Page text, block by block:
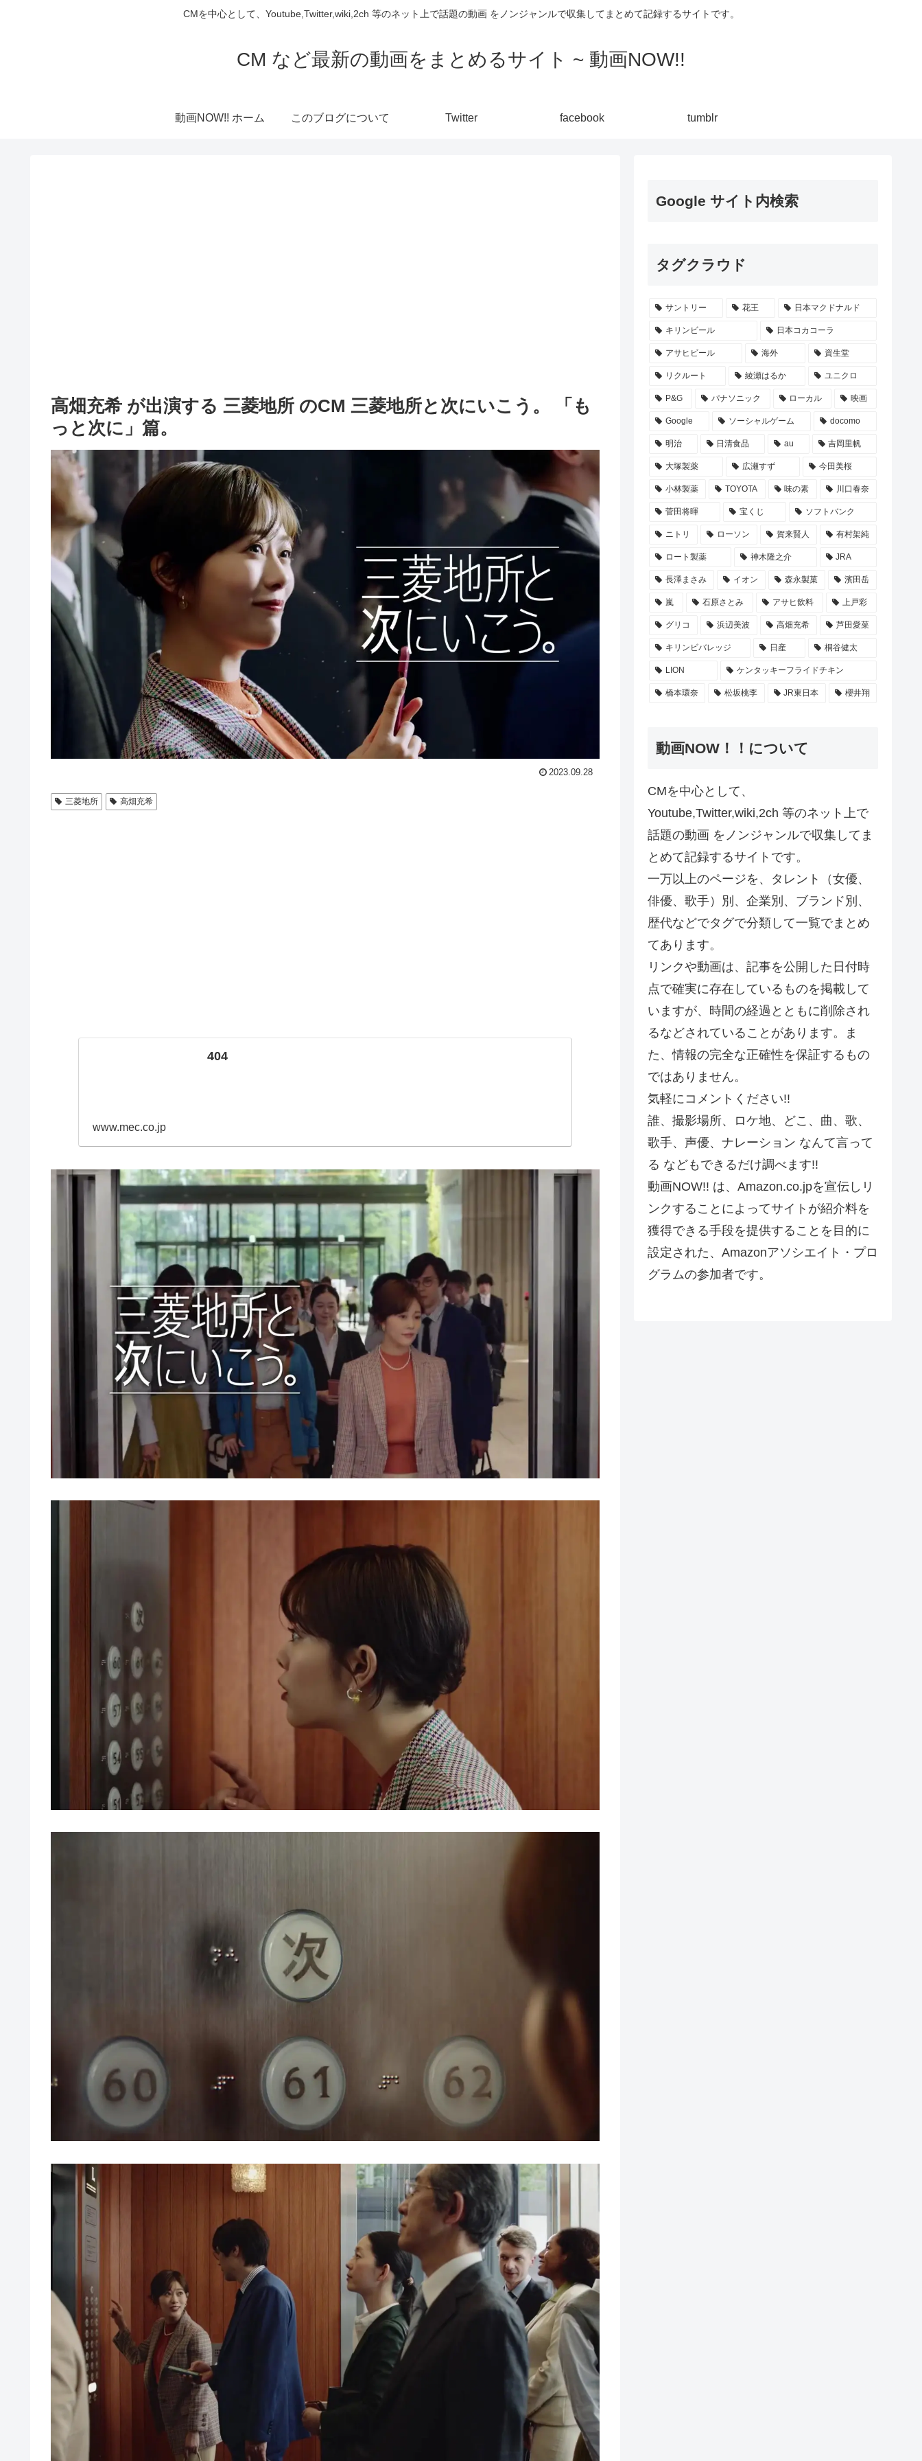
CMを中心として、Youtube,Twitter,wiki,2ch 等のネット上で話題の動画 をノンジャンルで収集してまとめて記録するサイトです。
CM など最新の動画をまとめるサイト ~ 動画NOW!!
動画NOW!! ホーム このブログについて Twitter facebook tumblr
高畑充希 が出演する 三菱地所 のCM 三菱地所と次にいこう。 「も
っと次に」篇。
2023.09.28
三菱地所 高畑充希
404
www.mec.co.jp
Google サイト内検索
タグクラウド
サントリー 花王 日本マクドナルド
キリンビール 日本コカコーラ
アサヒビール 海外 資生堂
リクルート 綾瀬はるか ユニクロ
P&G パナソニック ローカル 映画
Google ソーシャルゲーム docomo
明治 日清食品 au 吉岡里帆
大塚製薬 広瀬すず 今田美桜
小林製薬 TOYOTA 味の素 川口春奈
菅田将暉 宝くじ ソフトバンク
ニトリ ローソン 賀来賢人 有村架純
ロート製薬 神木隆之介 JRA
長澤まさみ イオン 森永製菓 濱田岳
嵐 石原さとみ アサヒ飲料 上戸彩
グリコ 浜辺美波 高畑充希 芦田愛菜
キリンビバレッジ 日産 桐谷健太
LION ケンタッキーフライドチキン
橋本環奈 松坂桃李 JR東日本 櫻井翔
動画NOW！！について
CMを中心として、
Youtube,Twitter,wiki,2ch 等のネット上で
話題の動画 をノンジャンルで収集してま
とめて記録するサイトです。
一万以上のページを、タレント（女優、
俳優、歌手）別、企業別、ブランド別、
歴代などでタグで分類して一覧でまとめ
てあります。
リンクや動画は、記事を公開した日付時
点で確実に存在しているものを掲載して
いますが、時間の経過とともに削除され
るなどされていることがあります。ま
た、情報の完全な正確性を保証するもの
ではありません。
気軽にコメントください!!
誰、撮影場所、ロケ地、どこ、曲、歌、
歌手、声優、ナレーション なんて言って
る などもできるだけ調べます!!
動画NOW!! は、Amazon.co.jpを宣伝しリ
ンクすることによってサイトが紹介料を
獲得できる手段を提供することを目的に
設定された、Amazonアソシエイト・プロ
グラムの参加者です。